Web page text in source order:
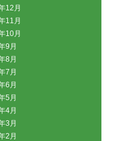
12月
11月
10月
9月
8月
7月
6月
5月
4月
3月
2月